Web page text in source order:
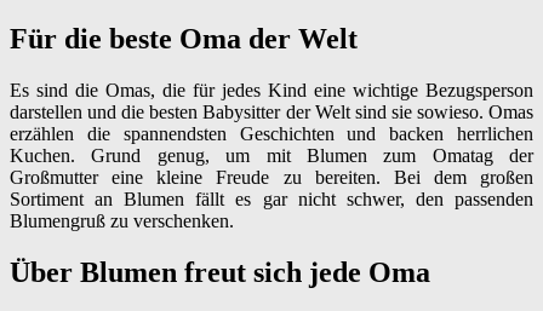
Für die beste Oma der Welt
Es sind die Omas, die für jedes Kind eine wichtige Bezugsperson
darstellen und die besten Babysitter der Welt sind sie sowieso. Omas
erzählen die spannendsten Geschichten und backen herrlichen
Kuchen. Grund genug, um mit Blumen zum Omatag der
Großmutter eine kleine Freude zu bereiten. Bei dem großen
Sortiment an Blumen fällt es gar nicht schwer, den passenden
Blumengruß zu verschenken.
Über Blumen freut sich jede Oma